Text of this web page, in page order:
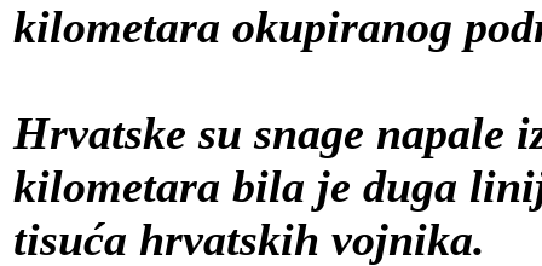
kilometara okupiranog
Hrvatske su snage napale
kilometara bila je duga
tisuća hrvatskih vojnika.